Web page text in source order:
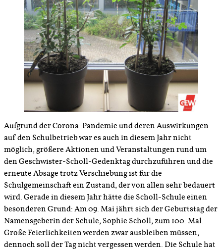
Aufgrund der Corona-Pandemie und deren Auswirkungen
auf den Schulbetrieb war es auch in diesem Jahr nicht
möglich, größere Aktionen und Veranstaltungen rund um
den Geschwister-Scholl-Gedenktag durchzuführen und die
erneute Absage trotz Verschiebung ist für die
Schulgemeinschaft ein Zustand, der von allen sehr bedauert
wird. Gerade in diesem Jahr hätte die Scholl-Schule einen
besonderen Grund: Am 09. Mai jährt sich der Geburtstag der
Namensgeberin der Schule, Sophie Scholl, zum 100. Mal.
Große Feierlichkeiten werden zwar ausbleiben müssen,
dennoch soll der Tag nicht vergessen werden. Die Schule hat